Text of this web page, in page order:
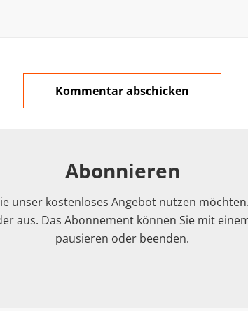
Abonnieren
unser kostenloses Angebot nutzen
aus. Das Abonnement können Sie mit
pausieren oder beenden.